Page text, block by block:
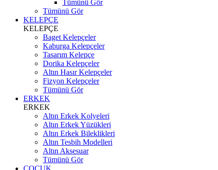
Tümünü Gör
Tümünü Gör
KELEPÇE
KELEPÇE
Baget Kelepçeler
Kaburga Kelepçeler
Tasarım Kelepçe
Dorika Kelepçeler
Altın Hasır Kelepçeler
Fizyon Kelepçeler
Tümünü Gör
ERKEK
ERKEK
Altın Erkek Kolyeleri
Altın Erkek Yüzükleri
Altın Erkek Bileklikleri
Altın Tesbih Modelleri
Altın Aksesuar
Tümünü Gör
ÇOCUK